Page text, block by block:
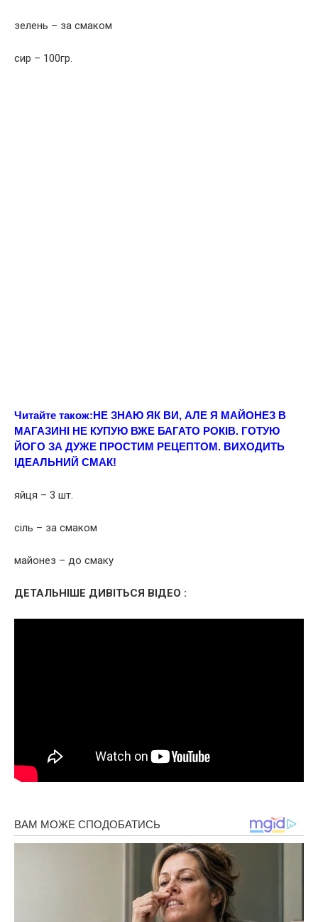
зелень – за смаком
сир – 100гр.
Читайте також:НЕ ЗНАЮ ЯК ВИ, АЛЕ Я МАЙОНЕЗ В
МАГАЗИНІ НЕ КУПУЮ ВЖЕ БАГАТО РОКІВ. ГОТУЮ
ЙОГО ЗА ДУЖЕ ПРОСТИМ РЕЦЕПТОМ. ВИХОДИТЬ
ІДЕАЛЬНИЙ СМАК!
яйця – 3 шт.
сіль – за смаком
майонез – до смаку
ДЕТАЛЬНІШЕ ДИВІТЬСЯ ВІДЕО :